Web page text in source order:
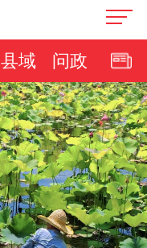
县域 问政